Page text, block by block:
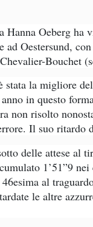
Hanna Oeberg
Oestersund,
Bouchet
stata la migliore
anno in questo
non risolto
Il suo ritardo
delle attese al
1’51”9
al
le altre